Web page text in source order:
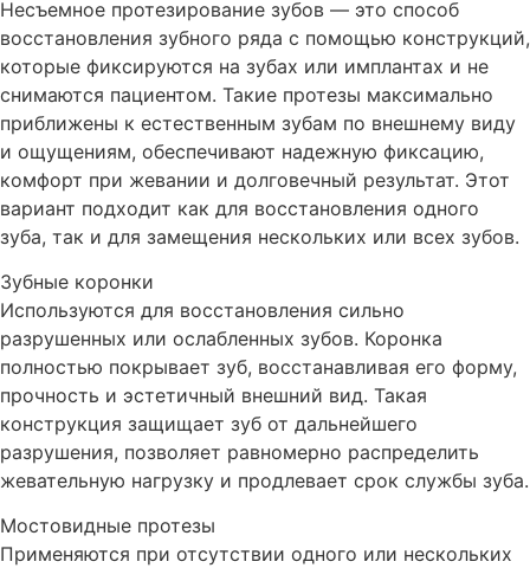
Несъемное протезирование зубов — это способ
восстановления зубного ряда с помощью конструкций,
которые фиксируются на зубах или имплантах и не
снимаются пациентом. Такие протезы максимально
приближены к естественным зубам по внешнему виду
и ощущениям, обеспечивают надежную фиксацию,
комфорт при жевании и долговечный результат. Этот
вариант подходит как для восстановления одного
зуба, так и для замещения нескольких или всех зубов.
Зубные коронки
Используются для восстановления сильно
разрушенных или ослабленных зубов. Коронка
полностью покрывает зуб, восстанавливая его форму,
прочность и эстетичный внешний вид. Такая
конструкция защищает зуб от дальнейшего
разрушения, позволяет равномерно распределить
жевательную нагрузку и продлевает срок службы зуба.
Мостовидные протезы
Применяются при отсутствии одного или нескольких